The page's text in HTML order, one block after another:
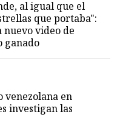
al igual que el
que portaba":
video de
ganado
venezolana en
investigan las